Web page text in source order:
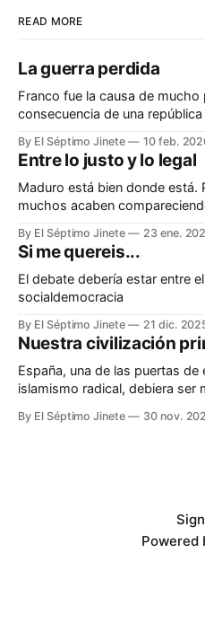
READ MORE
La guerra perdida
Franco fue la causa de mucho
consecuencia de una
By El Séptimo Jinete 10 feb.
Entre lo justo y lo legal
Maduro está bien donde está.
muchos acaben
By El Séptimo Jinete 23 ene.
Si me quereis...
El debate debería estar entre
socialdemocracia
By El Séptimo Jinete 21 dic.
Nuestra civilización
España, una de las puertas de
islamismo radical, debiera ser
By El Séptimo Jinete 30 nov.
Powered